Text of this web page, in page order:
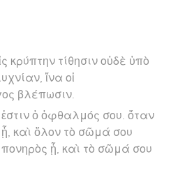
κρύπτην τίθησιν οὐδὲ ὑπὸ
ἵνα οἱ
βλέπωσιν.
ὁ ὀφθαλμός σου. ὅταν
καὶ ὅλον τὸ σῶμά σου
πονηρὸς ᾖ, καὶ τὸ σῶμά σου